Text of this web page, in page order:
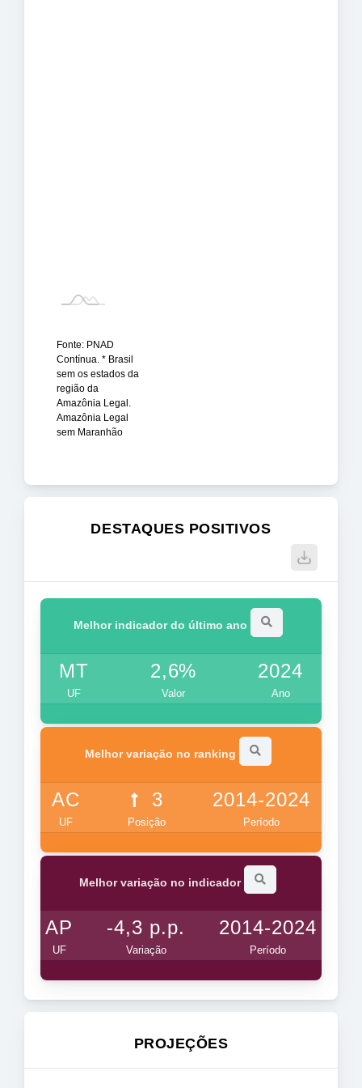
Fonte: PNAD
Contínua. * Brasil
sem os estados da
região da
Amazônia Legal.
Amazônia Legal
sem Maranhão
DESTAQUES POSITIVOS
Melhor indicador do último ano
MT
UF
2,6%
Valor
2024
Ano
Melhor variação no ranking
AC
UF
3
Posição
2014-2024
Período
Melhor variação no indicador
AP
UF
-4,3 p.p.
Variação
2014-2024
Período
PROJEÇÕES